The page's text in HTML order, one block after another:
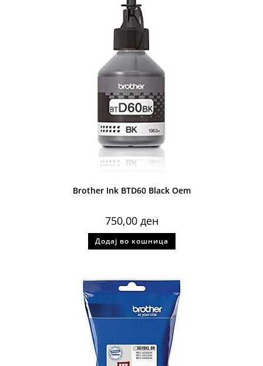
Brother Ink BTD60 Black Oem
750,00 ден
Додај во кошница